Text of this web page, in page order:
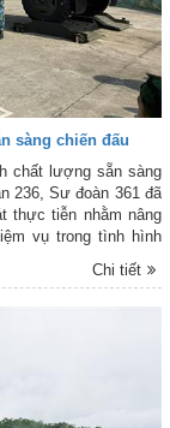
sàng chiến đấu
chất lượng sẵn sàng
236, Sư đoàn 361 đã
thực tiễn nhằm nâng
vụ trong tình hình
Chi tiết